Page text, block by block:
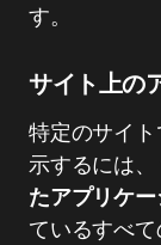
す。
サイト上の
特定のサイ
示するには、
たアプリケ
ているすべ